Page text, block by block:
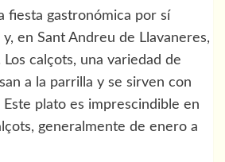
fiesta gastronómica por sí
en Sant Andreu de Llavaneres,
calçots, una variedad de
a la parrilla y se sirven con
Este plato es imprescindible en
generalmente de enero a